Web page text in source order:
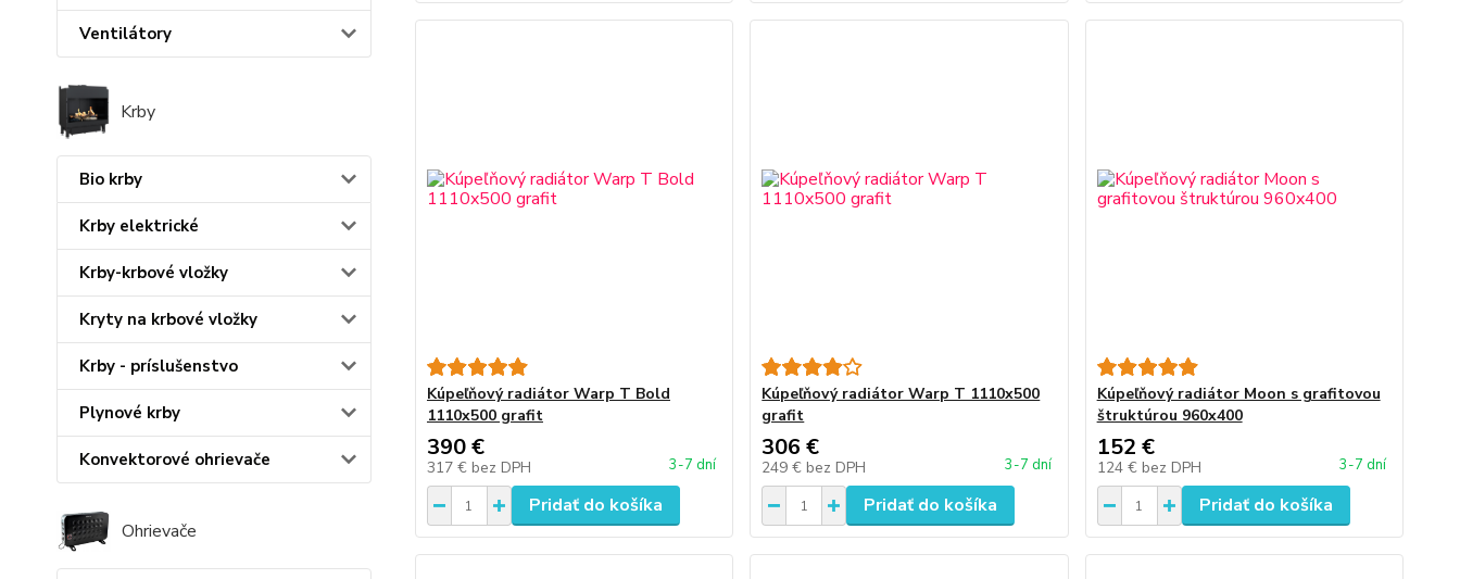
Ventilátory
Krby
Bio krby
Krby elektrické
Krby-krbové vložky
Kryty na krbové vložky
Krby - príslušenstvo
Plynové krby
Konvektorové ohrievače
Ohrievače
Kúpeľňový radiátor Warp T Bold
1110x500 grafit
390 €
317 € bez DPH 3-7 dní
Pridať do košíka
Kúpeľňový radiátor Warp T 1110x500
grafit
306 €
249 € bez DPH 3-7 dní
Pridať do košíka
Kúpeľňový radiátor Moon s grafitovou
štruktúrou 960x400
152 €
124 € bez DPH 3-7 dní
Pridať do košíka